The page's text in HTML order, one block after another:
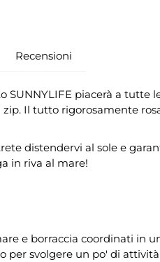
Recensioni
SUNNYLIFE piacerà a
Il tutto rigorosamente
distendervi al sole e
in riva al mare!
e borraccia coordinati in
per svolgere un po' di